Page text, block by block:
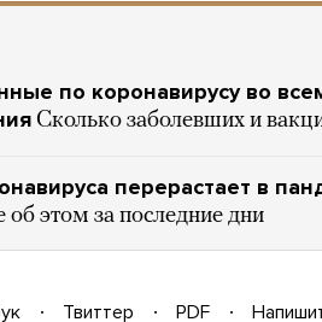
по коронавирусу во
Сколько заболевших и
перерастает в
этом за последние дни
Твиттер PDF